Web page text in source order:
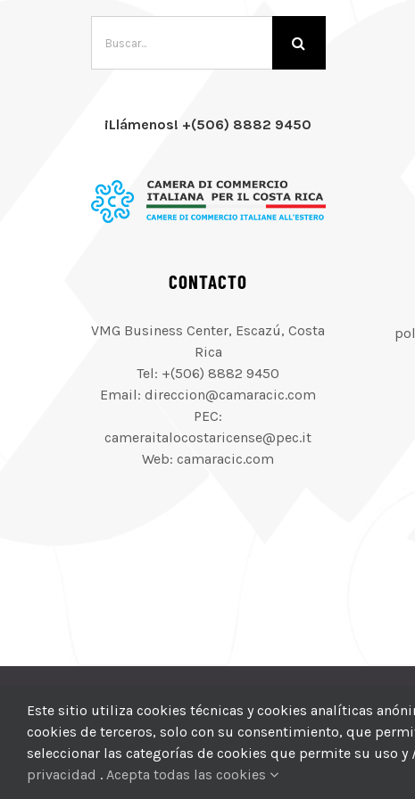
¡Llámenos! +(506) 8882 9450
CONTACTO
VMG Business Center, Escazú, Costa
Rica
Tel: +(506) 8882 9450
Email: direccion@camaracic.com
PEC:
cameraitalocostaricense@pec.it
Web: camaracic.com
© 2012–2025 | CICIC
Este sitio utiliza cookies técnicas y cookies analíticas
cookies de terceros, solo con su consentimiento, que
seleccionar las categorías de cookies que permite su uso
privacidad . Acepta todas las cookies